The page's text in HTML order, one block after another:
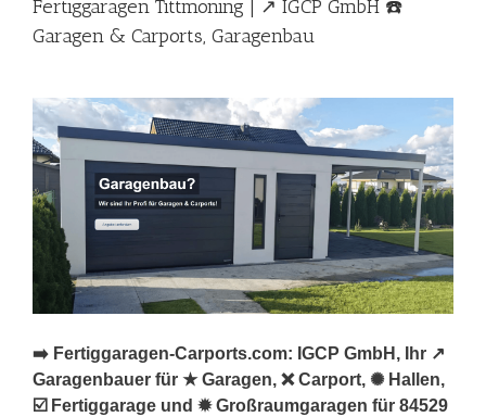
Fertiggaragen Tittmoning | ↗️ IGCP GmbH ☎️
Garagen & Carports, Garagenbau
➡️ Fertiggaragen-Carports.com: IGCP GmbH, Ihr ↗️
Garagenbauer für ★ Garagen, ❌ Carport, ✺ Hallen,
☑️ Fertiggarage und ✹ Großraumgaragen für 84529